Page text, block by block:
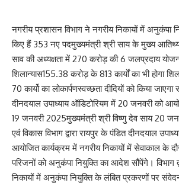
नगरीय प्रशासन विभाग ने नगरीय निकायों में अनुकंपा
किए हैं 353 नए पदमुख्यमंत्री श्री साय के मुख्य
साव की अध्यक्षता में 270 करोड़ की 6 जलप्रदाय
शिलान्यास155.38 करोड़ के 813 कार्यों का भी होगा
70 कार्यो का लोकार्पणस्वच्छता दीदियों को किया
दीनदयाल उपाध्याय ऑडिटोरियम में 20 जनवरी को
19 जनवरी 2025मुख्यमंत्री श्री विष्णु देव साय 20
एवं विकास विभाग द्वारा रायपुर के पंडित दीनदयाल
आयोजित कार्यक्रम में नगरीय निकायों में सेवाकाल के
परिजनों को अनुकंपा नियुक्ति का आदेश सौंपेंगे। विभाग
निकायों में अनुकंपा नियुक्ति के लंबित प्रकरणों पर